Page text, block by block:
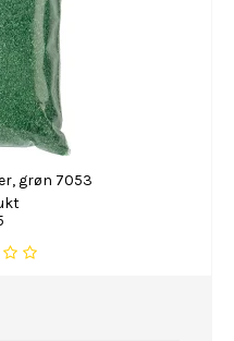
grøn 7053